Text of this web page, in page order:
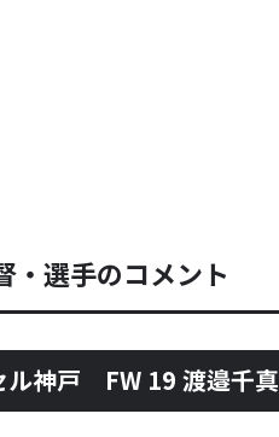
・選手のコメント
ル神戸 FW 19 渡邉千真